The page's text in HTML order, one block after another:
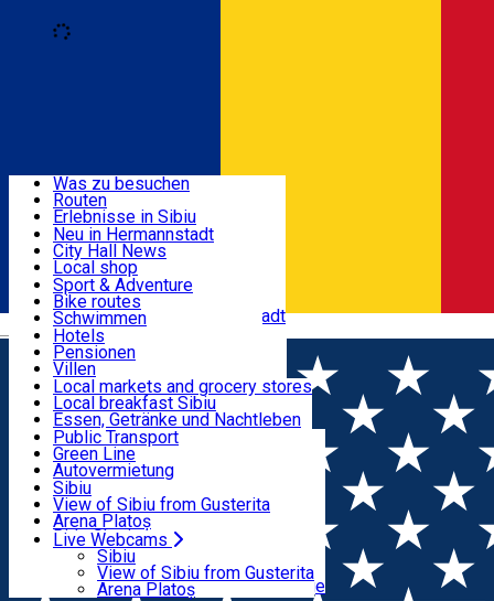
Română
Nützliche informationen
Aktivitäten & Abenteuer
Unterkunft
Essen, Getränke & Nachtleben
Transport & Parken
Live Webcams
Was zu besuchen
Routen
Erlebnisse in Sibiu
Podcast
Kultur
Museen
Kirchen
Parks, Zoo
Im Umkreis von Hermannstadt
Neu in Hermannstadt
City Hall News
Local shop
Sibiu Handwerker
Sibiul Verde
Public services
Bildung
Wie komme ich nach Sibiu?
Touristeninfo
Reiseführer
Guided tours
Local publication
Schönheitssalon
Sport & Adventure
Bike routes
Schwimmen
Reiten
Fitnessstudio
Loc de joacă indoor
Loc de joacă outdoor
Ski
Eislaufen
Yoga
Hotels
Pensionen
Villen
Hostels
Motels
Camping
Zimmer zu vermieten
Wohnungen
Unterkunft außerhalb von Sibiu
Local markets and grocery stores
Local breakfast Sibiu
Essen, Getränke und Nachtleben
Pizza
Fast Food
Kaffeestube
Konditorei
Pub, Bar
Nachtclubs
Bäckerei
Public Transport
Green Line
Autovermietung
Fahrad verleih
Scooter rentals
Taxi
Ride Sharing
Park-Tickets
Parkplätze
Ladestationen für Elektrofahrzeuge
Sibiu
View of Sibiu from Gusterita
Arena Platoș
Live Webcams
Sibiu
View of Sibiu from Gusterita
Arena Platoș
Home Ausstellung
Costum / Sculptură / Corp.
Obiectele teatrale ale lui Kantor